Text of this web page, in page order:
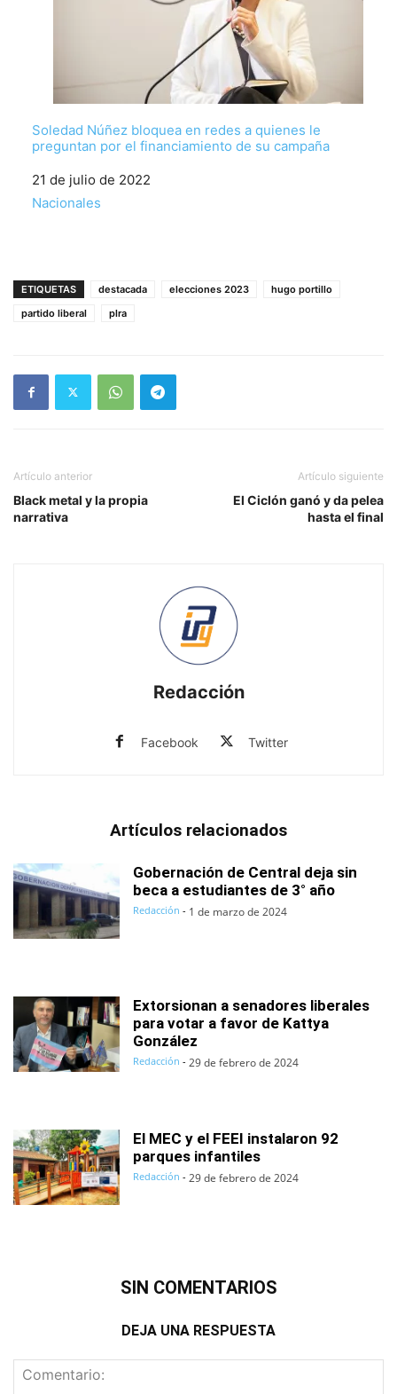
Soledad Núñez bloquea en redes a quienes le
preguntan por el financiamiento de su campaña
Fecha
21 de julio de 2022
Respecto a
Nacionales
ETIQUETAS destacada elecciones 2023
hugo portillo
partido liberal
plra
Artículo anterior
Black metal y la propia
narrativa
Artículo siguiente
El Ciclón ganó y da pelea
hasta el final
Redacción
Facebook Twitter
Artículos relacionados
Gobernación de Central deja sin
beca a estudiantes de 3° año
Redacción - 1 de marzo de 2024
Extorsionan a senadores liberales
para votar a favor de Kattya
González
Redacción - 29 de febrero de 2024
El MEC y el FEEI instalaron 92
parques infantiles
Redacción - 29 de febrero de 2024
SIN COMENTARIOS
DEJA UNA RESPUESTA